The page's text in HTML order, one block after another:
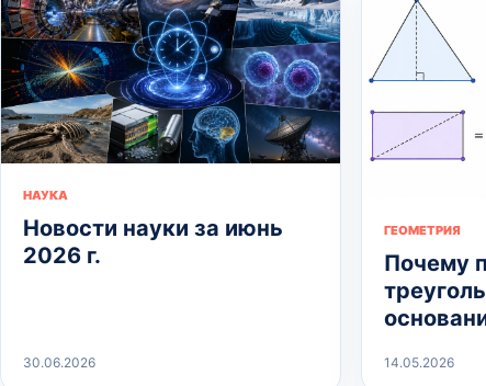
НАУКА
Новости науки за июнь
2026 г.
30.06.2026
ГЕОМЕТРИЯ
Почему
14.05.2026